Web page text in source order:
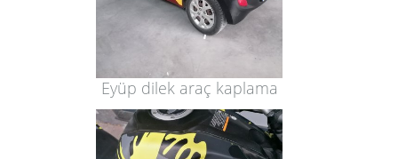
Eyüp dilek araç kaplama